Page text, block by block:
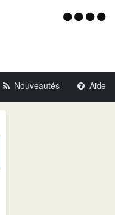
Menu
Nouveautés Aide